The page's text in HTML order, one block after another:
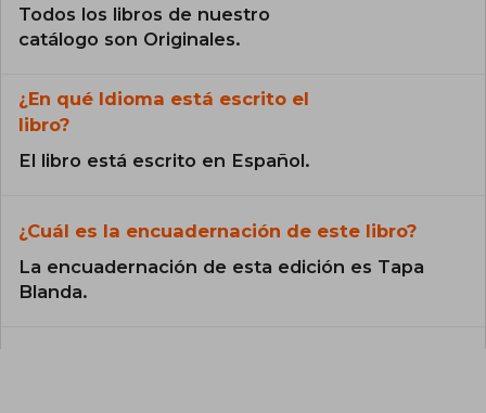
Todos los libros de nuestro
catálogo son Originales.
¿En qué Idioma está escrito el
libro?
El libro está escrito en Español.
¿Cuál es la encuadernación de este libro?
La encuadernación de esta edición es Tapa
Blanda.